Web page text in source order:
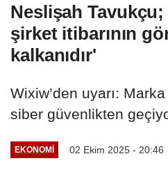
Neslişah
şirket itibarının
kalkanıdır'
Wixiw’den uyarı:
siber güvenlikten
EKONOMI 02 Ekim 2025 - 20:46